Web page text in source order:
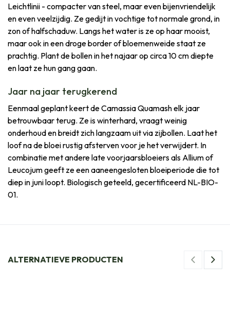
Leichtlinii - compacter van steel, maar even bijenvriendelijk
en even veelzijdig. Ze gedijt in vochtige tot normale grond, in
zon of halfschaduw. Langs het water is ze op haar mooist,
maar ook in een droge border of bloemenweide staat ze
prachtig. Plant de bollen in het najaar op circa 10 cm diepte
en laat ze hun gang gaan.
Jaar na jaar terugkerend
Eenmaal geplant keert de Camassia Quamash elk jaar
betrouwbaar terug. Ze is winterhard, vraagt weinig
onderhoud en breidt zich langzaam uit via zijbollen. Laat het
loof na de bloei rustig afsterven voor je het verwijdert. In
combinatie met andere late voorjaarsbloeiers als Allium of
Leucojum geeft ze een aaneengesloten bloeiperiode die tot
diep in juni loopt. Biologisch geteeld, gecertificeerd NL-BIO-
01.
ALTERNATIEVE PRODUCTEN